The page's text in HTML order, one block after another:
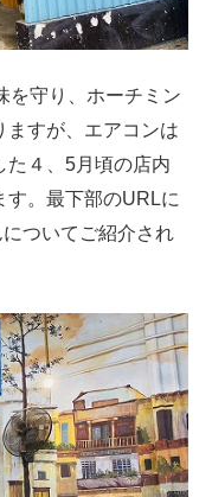
を守り、ホーチミン
ますが、エアコンは
た４、5月頃の店内
す。最下部のURLに
ついてご紹介され